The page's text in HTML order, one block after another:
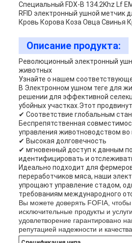
Специальный FDX-B 134.2Khz Lf
RFID электронный ушной метчик
Кровь Корова Коза Овца Свинья
Описание продукта:
Революционный электронный
животных
Узнайте о нашем
B Электронном ушном теге для
решении для эффективной
убойных участках.Этот
✔ Соответствие глобальным
Беспрепятственная
управления животноводством
✔ Высокая долговечность
✔ мгновенный доступ к данным
идентифицировать и
Идеально подходит для
переработчиков мяса, наши
упрощают управление стадом,
требованиям международного
Вы можете доверять FOFIA, чтобы
исключительные продукты и
удовлетворение гарантировано
репутацией надежности и